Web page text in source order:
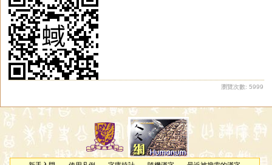
瀏覽次數: 5999